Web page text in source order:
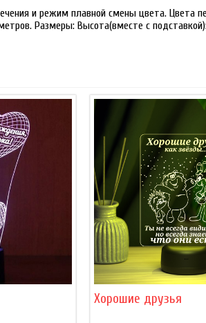
и режим плавной смены цвета. Цвета
Размеры: Высота(вместе с
Хорошие друзья